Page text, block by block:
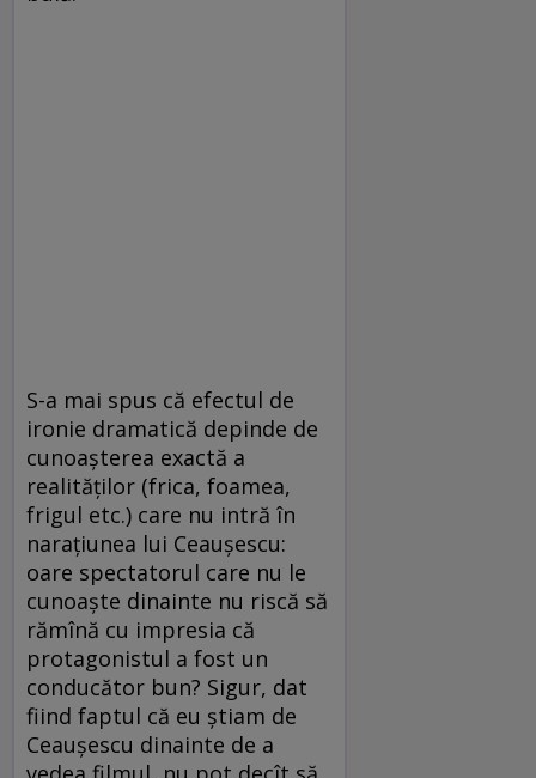
S-a mai spus că efectul de
ironie dramatică depinde de
cunoaşterea exactă a
realităţilor (frica, foamea,
frigul etc.) care nu intră în
naraţiunea lui Ceauşescu:
oare spectatorul care nu le
cunoaşte dinainte nu riscă să
rămînă cu impresia că
protagonistul a fost un
conducător bun? Sigur, dat
fiind faptul că eu ştiam de
Ceauşescu dinainte de a